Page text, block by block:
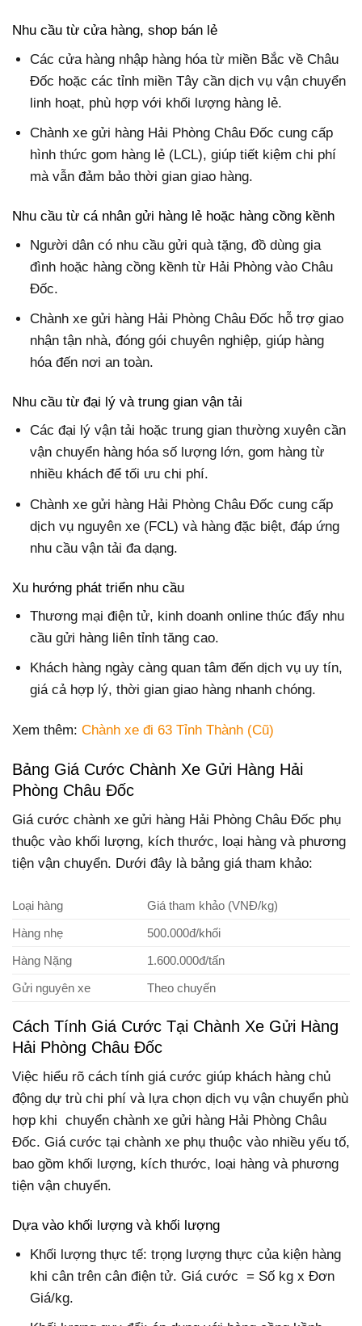
Nhu cầu từ cửa hàng, shop bán lẻ
Các cửa hàng nhập hàng hóa từ miền Bắc về Châu
Đốc hoặc các tỉnh miền Tây cần dịch vụ vận chuyển
linh hoạt, phù hợp với khối lượng hàng lẻ.
Chành xe gửi hàng Hải Phòng Châu Đốc cung cấp
hình thức gom hàng lẻ (LCL), giúp tiết kiệm chi phí
mà vẫn đảm bảo thời gian giao hàng.
Nhu cầu từ cá nhân gửi hàng lẻ hoặc hàng cồng kềnh
Người dân có nhu cầu gửi quà tặng, đồ dùng gia
đình hoặc hàng cồng kềnh từ Hải Phòng vào Châu
Đốc.
Chành xe gửi hàng Hải Phòng Châu Đốc hỗ trợ giao
nhận tận nhà, đóng gói chuyên nghiệp, giúp hàng
hóa đến nơi an toàn.
Nhu cầu từ đại lý và trung gian vận tải
Các đại lý vận tải hoặc trung gian thường xuyên cần
vận chuyển hàng hóa số lượng lớn, gom hàng từ
nhiều khách để tối ưu chi phí.
Chành xe gửi hàng Hải Phòng Châu Đốc cung cấp
dịch vụ nguyên xe (FCL) và hàng đặc biệt, đáp ứng
nhu cầu vận tải đa dạng.
Xu hướng phát triển nhu cầu
Thương mại điện tử, kinh doanh online thúc đẩy nhu
cầu gửi hàng liên tỉnh tăng cao.
Khách hàng ngày càng quan tâm đến dịch vụ uy tín,
giá cả hợp lý, thời gian giao hàng nhanh chóng.
Xem thêm: Chành xe đi 63 Tỉnh Thành (Cũ)
Bảng Giá Cước Chành Xe Gửi Hàng Hải
Phòng Châu Đốc
Giá cước chành xe gửi hàng Hải Phòng Châu Đốc phụ
thuộc vào khối lượng, kích thước, loại hàng và phương
tiện vận chuyển. Dưới đây là bảng giá tham khảo:
Loại hàng
Giá tham khảo (VNĐ/kg)
Hàng nhẹ
500.000đ/khối
Hàng Nặng
1.600.000đ/tấn
Gửi nguyên xe
Theo chuyến
Cách Tính Giá Cước Tại Chành Xe Gửi Hàng
Hải Phòng Châu Đốc
Việc hiểu rõ cách tính giá cước giúp khách hàng chủ
động dự trù chi phí và lựa chọn dịch vụ vận chuyển phù
hợp khi chuyển chành xe gửi hàng Hải Phòng Châu
Đốc. Giá cước tại chành xe phụ thuộc vào nhiều yếu tố,
bao gồm khối lượng, kích thước, loại hàng và phương
tiện vận chuyển.
Dựa vào khối lượng và khối lượng
Khối lượng thực tế: trọng lượng thực của kiện hàng
khi cân trên cân điện tử. Giá cước = Số kg x Đơn
Giá/kg.